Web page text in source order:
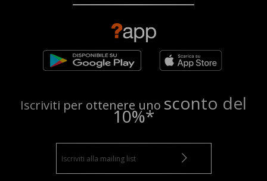
Iscriviti per ottenere uno sconto del
10%*